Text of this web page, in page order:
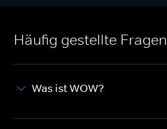
Häufig gestellte Fragen
Was ist WOW?